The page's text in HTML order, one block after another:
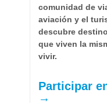
comunidad de
aviación y el
descubre
que viven la
vivir.
Participar
→